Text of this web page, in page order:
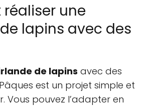
une
lapins avec des
de lapins avec des
est un projet simple et
Vous pouvez l’adapter en